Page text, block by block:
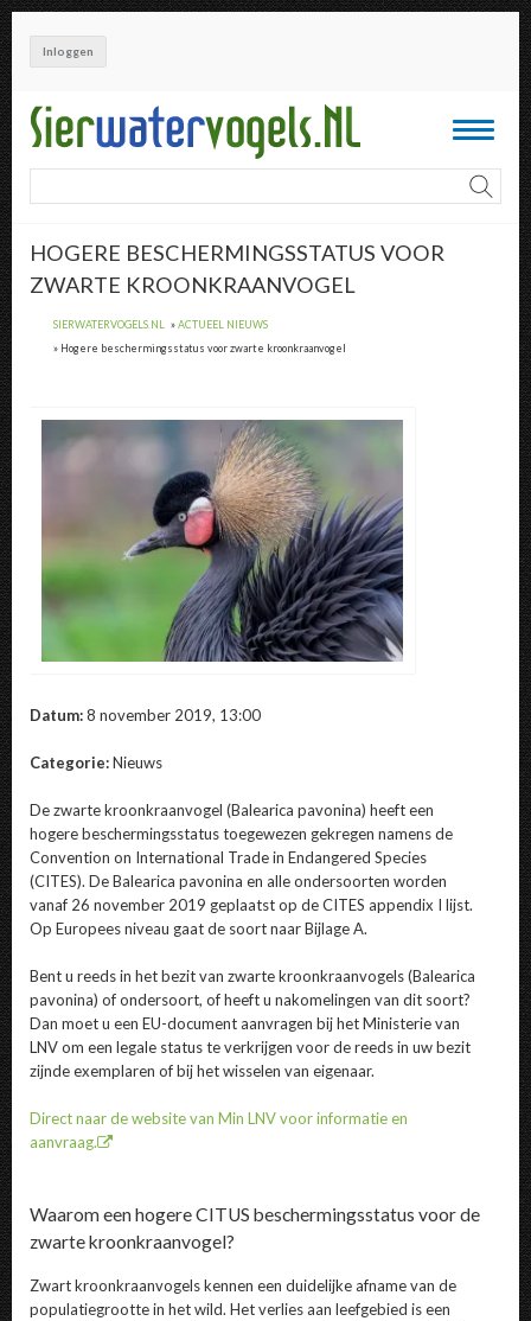
Overslaan
en
naar
de
inhoud
gaan
Inloggen
Toggle
HOGERE BESCHERMINGSSTATUS VOOR
ZWARTE KROONKRAANVOGEL
SIERWATERVOGELS.NL
ACTUEEL NIEUWS
Hogere beschermingsstatus voor zwarte kroonkraanvogel
Datum:8 november 2019, 13:00
Categorie:Nieuws
De zwarte kroonkraanvogel (Balearica pavonina) heeft een
hogere beschermingsstatus toegewezen gekregen namens de
Convention on International Trade in Endangered Species
(CITES). De Balearica pavonina en alle ondersoorten worden
vanaf 26 november 2019 geplaatst op de CITES appendix I lijst.
Op Europees niveau gaat de soort naar Bijlage A.
Bent u reeds in het bezit van zwarte kroonkraanvogels (Balearica
pavonina) of ondersoort, of heeft u nakomelingen van dit soort?
Dan moet u een EU-document aanvragen bij het Ministerie van
LNV om een legale status te verkrijgen voor de reeds in uw bezit
zijnde exemplaren of bij het wisselen van eigenaar.
Direct naar de website van Min LNV voor informatie en
aanvraag.
Waarom een hogere CITUS beschermingsstatus voor de
zwarte kroonkraanvogel?
Zwart kroonkraanvogels kennen een duidelijke afname van de
populatiegrootte in het wild. Het verlies aan leefgebied is een